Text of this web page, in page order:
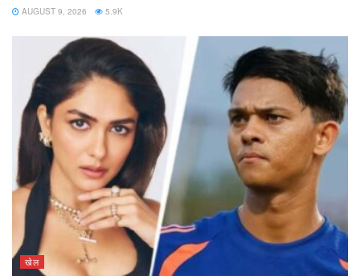
AUGUST 9, 2026 5.9K
खेल